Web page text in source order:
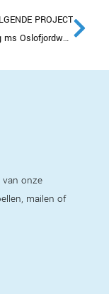
PROJECT
Herinrichting ms Oslofjordweg mooi op schema
van onze
mailen of